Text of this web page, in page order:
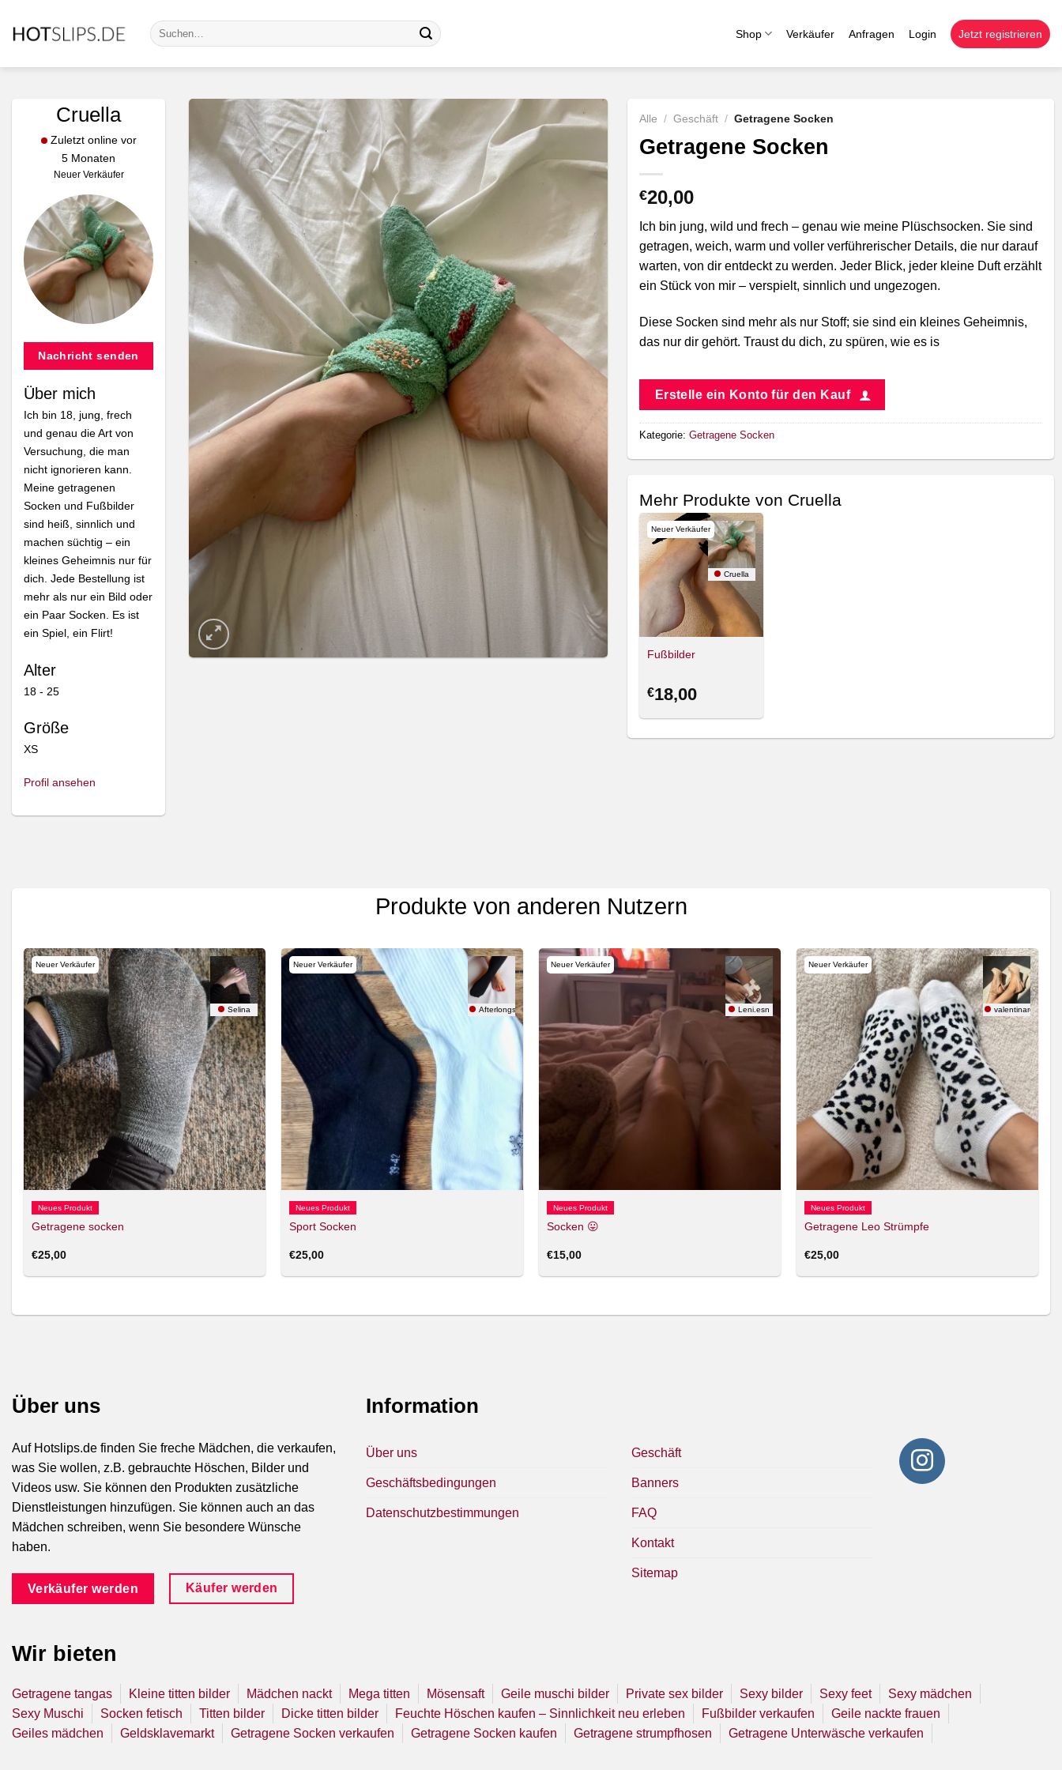
Inhalt
Suche
nach:
Shop Verkäufer Anfragen Login Jetzt registrieren
Cruella
Zuletzt online vor
5 Monaten
Neuer Verkäufer
Nachricht senden
Über mich
Ich bin 18, jung, frech
und genau die Art von
Versuchung, die man
nicht ignorieren kann.
Meine getragenen
Socken und Fußbilder
sind heiß, sinnlich und
machen süchtig – ein
kleines Geheimnis nur für
dich. Jede Bestellung ist
mehr als nur ein Bild oder
ein Paar Socken. Es ist
ein Spiel, ein Flirt!
Alter
18 - 25
Größe
XS
Profil ansehen
Alle / Geschäft / Getragene Socken
Getragene Socken
€20,00
Ich bin jung, wild und frech – genau wie meine Plüschsocken. Sie sind
getragen, weich, warm und voller verführerischer Details, die nur darauf
warten, von dir entdeckt zu werden. Jeder Blick, jeder kleine Duft erzählt
ein Stück von mir – verspielt, sinnlich und ungezogen.
Diese Socken sind mehr als nur Stoff; sie sind ein kleines Geheimnis,
das nur dir gehört. Traust du dich, zu spüren, wie es is
Erstelle ein Konto für den Kauf
Kategorie: Getragene Socken
Mehr Produkte von Cruella
Neuer Verkäufer
Cruella
Fußbilder
€18,00
Produkte von anderen Nutzern
Neuer Verkäufer
Selina
Neues Produkt
Getragene socken
€25,00
Neuer Verkäufer
Afterlongshift
Neues Produkt
Sport Socken
€25,00
Neuer Verkäufer
Leni.esn
Neues Produkt
Socken 😛
€15,00
Neuer Verkäufer
valentinarose
Neues Produkt
Getragene Leo Strümpfe
€25,00
Über uns
Auf Hotslips.de finden Sie freche Mädchen, die verkaufen,
was Sie wollen, z.B. gebrauchte Höschen, Bilder und
Videos usw. Sie können den Produkten zusätzliche
Dienstleistungen hinzufügen. Sie können auch an das
Mädchen schreiben, wenn Sie besondere Wünsche
haben.
Verkäufer werden Käufer werden
Information
Über uns
Geschäftsbedingungen
Datenschutzbestimmungen
Geschäft
Banners
FAQ
Kontakt
Sitemap
Wir bieten
Getragene tangas Kleine titten bilder Mädchen nackt Mega titten Mösensaft Geile muschi bilder Private sex bilder Sexy bilder Sexy feet
Sexy mädchen
Sexy Muschi
Socken fetisch Titten bilder Dicke titten bilder Feuchte Höschen kaufen – Sinnlichkeit neu erleben Fußbilder verkaufen
Geile nackte frauen
Geiles mädchen
Geldsklavemarkt Getragene Socken verkaufen Getragene Socken kaufen Getragene strumpfhosen Getragene Unterwäsche verkaufen